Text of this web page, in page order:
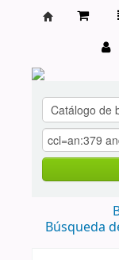
Búsqueda